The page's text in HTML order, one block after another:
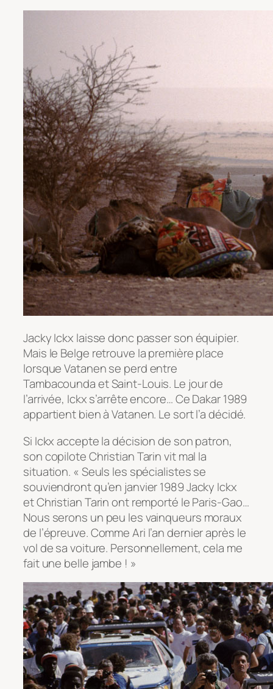
Jacky Ickx laisse donc passer son équipier.
Mais le Belge retrouve la première place
lorsque Vatanen se perd entre
Tambacounda et Saint-Louis. Le jour de
l’arrivée, Ickx s’arrête encore… Ce Dakar 1989
appartient bien à Vatanen. Le sort l’a décidé.
Si Ickx accepte la décision de son patron,
son copilote Christian Tarin vit mal la
situation. « Seuls les spécialistes se
souviendront qu’en janvier 1989 Jacky Ickx
et Christian Tarin ont remporté le Paris-Gao…
Nous serons un peu les vainqueurs moraux
de l’épreuve. Comme Ari l’an dernier après le
vol de sa voiture. Personnellement, cela me
fait une belle jambe ! »